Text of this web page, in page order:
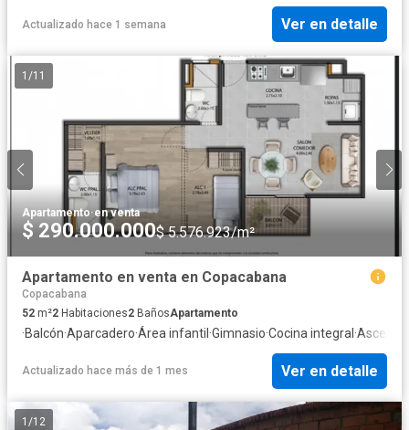
Actualizado hace 1 semana Ver en detalle
1 /11
Apartamento·en venta
$ 290.000.000$ 5.576.923/m²
Apartamento en venta en Copacabana
Copacabana
52 m²2 Habitaciones2 BañosApartamento
·Balcón·Aparcadero·Área infantil ·Gimnasio·Cocina integral ·
Actualizado hace más de 1 mes Ver en detalle
1 /12